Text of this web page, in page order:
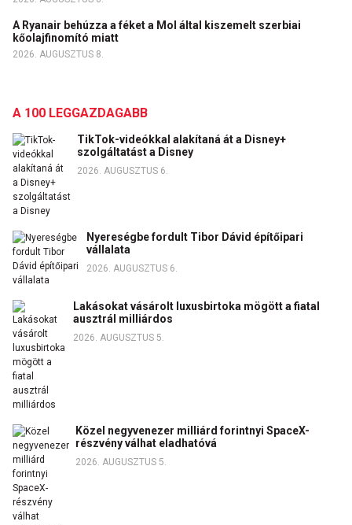
A Ryanair behúzza a féket a Mol által kiszemelt szerbiai
kőolajfinomító miatt
2026. AUGUSZTUS 8.
A 100 LEGGAZDAGABB
TikTok-videókkal alakítaná át a Disney+
szolgáltatást a Disney
2026. AUGUSZTUS 6.
Nyereségbe fordult Tibor Dávid építőipari
vállalata
2026. AUGUSZTUS 6.
Lakásokat vásárolt luxusbirtoka mögött a fiatal
ausztrál milliárdos
2026. AUGUSZTUS 5.
Közel negyvenezer milliárd forintnyi SpaceX-
részvény válhat eladhatóvá
2026. AUGUSZTUS 5.